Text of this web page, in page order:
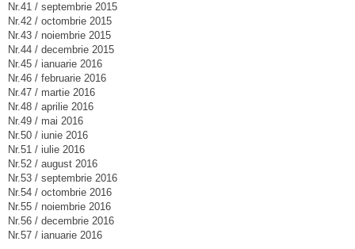
Nr.41 / septembrie 2015
Nr.42 / octombrie 2015
Nr.43 / noiembrie 2015
Nr.44 / decembrie 2015
Nr.45 / ianuarie 2016
Nr.46 / februarie 2016
Nr.47 / martie 2016
Nr.48 / aprilie 2016
Nr.49 / mai 2016
Nr.50 / iunie 2016
Nr.51 / iulie 2016
Nr.52 / august 2016
Nr.53 / septembrie 2016
Nr.54 / octombrie 2016
Nr.55 / noiembrie 2016
Nr.56 / decembrie 2016
Nr.57 / ianuarie 2016